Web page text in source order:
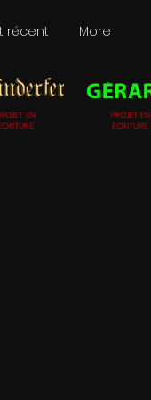
récent More
EN
PROJET EN
ECRITURE